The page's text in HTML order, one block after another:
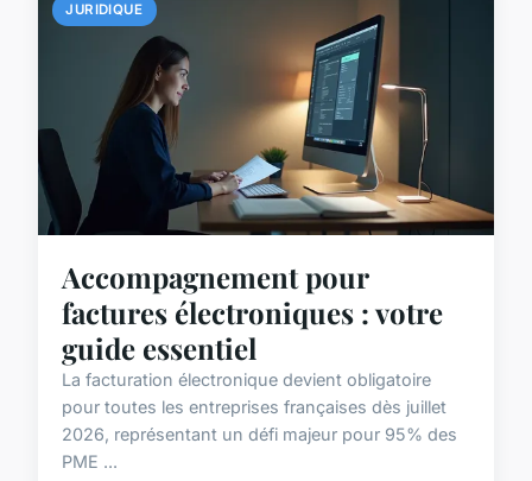
JURIDIQUE
Accompagnement pour
factures électroniques : votre
guide essentiel
La facturation électronique devient obligatoire
pour toutes les entreprises françaises dès juillet
2026, représentant un défi majeur pour 95% des
PME ...